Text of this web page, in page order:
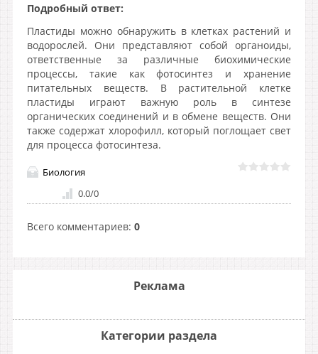
Подробный ответ:
Пластиды можно обнаружить в клетках растений и
водорослей. Они представляют собой органоиды,
ответственные за различные биохимические
процессы, такие как фотосинтез и хранение
питательных веществ. В растительной клетке
пластиды играют важную роль в синтезе
органических соединений и в обмене веществ. Они
также содержат хлорофилл, который поглощает свет
для процесса фотосинтеза.
Биология
0.0/0
Всего комментариев: 0
Реклама
Категории раздела